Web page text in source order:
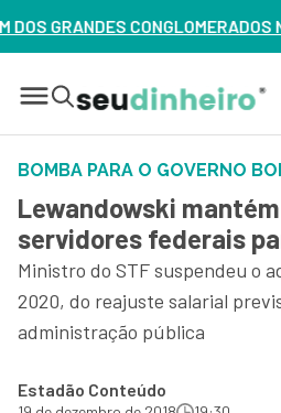
NO BRASIL? VEJA ERROS DE
BOMBA PARA O GOVERNO
Lewandowski
servidores federais
Ministro do STF suspendeu o
2020, do reajuste salarial
administração pública
Estadão Conteúdo